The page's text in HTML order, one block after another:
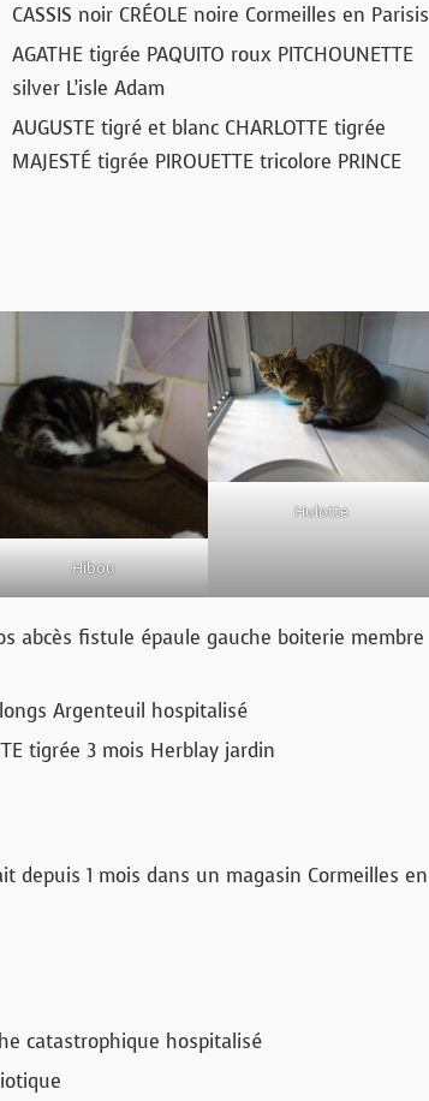
CASSIS noir CRÉOLE noire Cormeilles en Parisis
AGATHE tigrée PAQUITO roux PITCHOUNETTE
silver L’isle Adam
AUGUSTE tigré et blanc CHARLOTTE tigrée
MAJESTÉ tigrée PIROUETTE tricolore PRINCE
Hibou
Hulotte
abcès fistule épaule gauche boiterie membre
Argenteuil hospitalisé
tigrée 3 mois Herblay jardin
depuis 1 mois dans un magasin Cormeilles en
catastrophique hospitalisé